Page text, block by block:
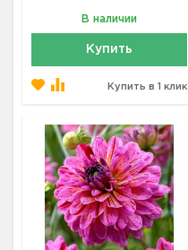
В наличии
Купить
Купить в 1 клик